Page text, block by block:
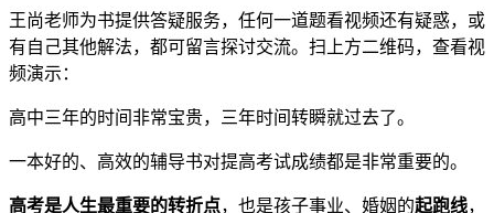
王尚老师为书提供答疑服务，任何一道题看视频还有疑惑，或
有自己其他解法，都可留言探讨交流。扫上方二维码，查看视
频演示：
高中三年的时间非常宝贵，三年时间转瞬就过去了。
一本好的、高效的辅导书对提高考试成绩都是非常重要的。
高考是人生最重要的转折点，也是孩子事业、婚姻的起跑线，